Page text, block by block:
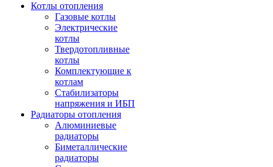
Котлы отопления
Газовые котлы
Электрические
котлы
Твердотопливные
котлы
Комплектующие к
котлам
Стабилизаторы
напряжения и ИБП
Радиаторы отопления
Алюминиевые
радиаторы
Биметаллические
радиаторы